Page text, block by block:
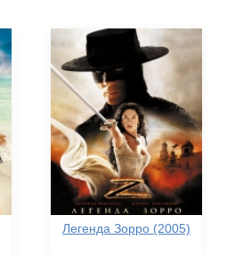
Легенда Зорро (2005)